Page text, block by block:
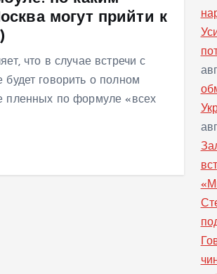
могут прийти к
что в случае встречи с
говорить о полном
пленных по формуле «всех